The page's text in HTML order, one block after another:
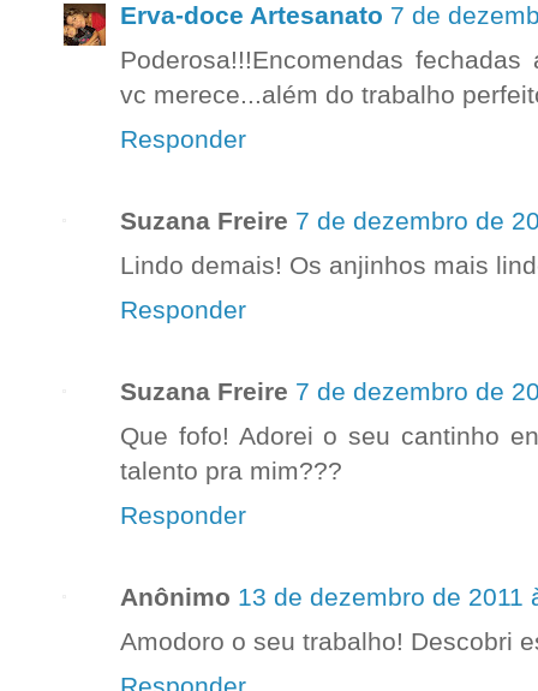
Erva-doce Artesanato 7 de
Poderosa!!!Encomendas
vc merece...além do trabalho
Responder
Suzana Freire 7 de dezembro de
Lindo demais! Os anjinhos mais
Responder
Suzana Freire 7 de dezembro de
Que fofo! Adorei o seu cantinho
talento pra mim???
Responder
Anônimo 13 de dezembro de 2011
Amodoro o seu trabalho! Descobri